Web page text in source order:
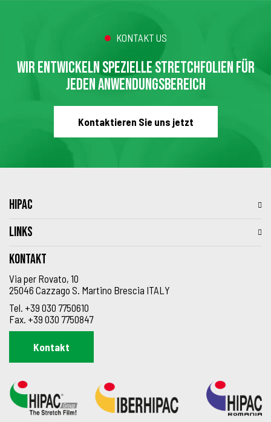
KONTAKT US
WIR ENTWICKELN SPEZIELLE STRETCHFOLIEN FÜR
JEDEN ANWENDUNGSBEREICH
Kontaktieren Sie uns jetzt
HIPAC
LINKS
Kontakt
Via per Rovato, 10
25046 Cazzago S. Martino Brescia ITALY
Tel. +39 030 7750610
Fax. +39 030 7750847
Kontakt